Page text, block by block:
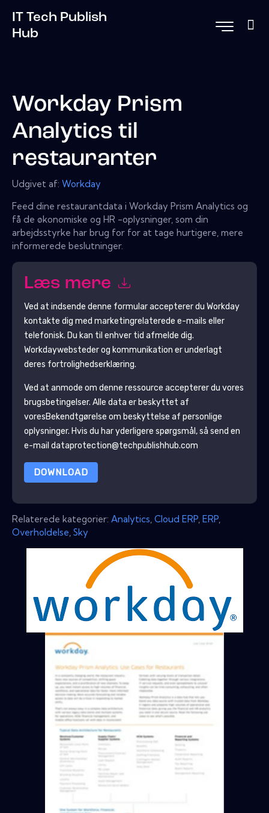
IT Tech Publish
Hub
Workday Prism
Analytics til
restauranter
Udgivet af: Workday
Feed dine restaurantdata i Workday Prism Analytics og
få de økonomiske og HR -oplysninger, som din
arbejdsstyrke har brug for for at tage hurtigere, mere
informerede beslutninger.
Læs mere
Ved at indsende denne formular accepterer du Workday
kontakte dig med marketingrelaterede e-mails eller
telefonisk. Du kan til enhver tid afmelde dig.
Workdaywebsteder og kommunikation er underlagt
deres fortrolighedserklæring.
Ved at anmode om denne ressource accepterer du vores
brugsbetingelser. Alle data er beskyttet af
voresBekendtgørelse om beskyttelse af personlige
oplysninger. Hvis du har yderligere spørgsmål, så send en
e-mail dataprotection@techpublishhub.com
DOWNLOAD
Relaterede kategorier: Analytics Cloud ERP ERP
Overholdelse Sky